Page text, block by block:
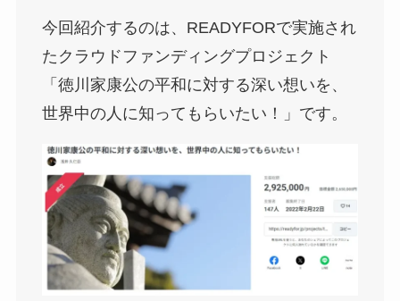
今回紹介するのは、READYFORで実施され
たクラウドファンディングプロジェクト
「徳川家康公の平和に対する深い想いを、
世界中の人に知ってもらいたい！」です。